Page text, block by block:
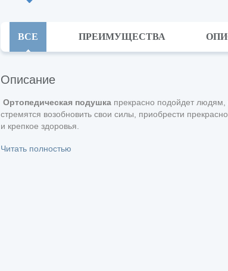
ВСЕ ПРЕИМУЩЕСТВА
Описание
Ортопедическая подушка прекрасно подойдет людям,
стремятся возобновить свои силы, приобрести
и крепкое здоровья.
Читать полностью